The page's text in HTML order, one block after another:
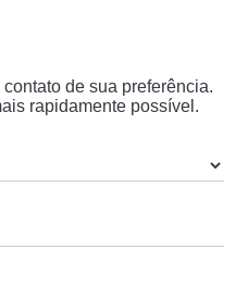
de sua preferência.
rapidamente possível.